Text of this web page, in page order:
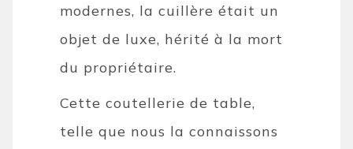
modernes, la cuillère était un
objet de luxe, hérité à la mort
du propriétaire.
Cette coutellerie de table,
telle que nous la connaissons